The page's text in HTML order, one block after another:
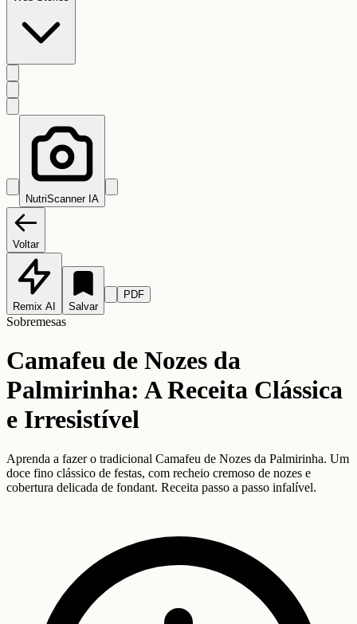
NutriScanner IA
Voltar
Remix AI Salvar
PDF
Sobremesas
Camafeu de Nozes da
Palmirinha: A Receita Clássica
e Irresistível
Aprenda a fazer o tradicional Camafeu de Nozes da Palmirinha. Um
doce fino clássico de festas, com recheio cremoso de nozes e
cobertura delicada de fondant. Receita passo a passo infalível.